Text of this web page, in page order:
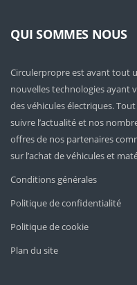
QUI SOMMES NOUS
Circulerpropre est avant tout
nouvelles technologies ayant
des véhicules électriques.
suivre l’actualité et nos
offres de nos partenaires
sur l’achat de véhicules et
Conditions générales
Politique de confidentialité
Politique de cookie
Plan du site